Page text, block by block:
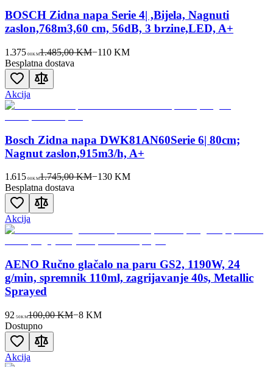
BOSCH Zidna napa Serie 4| ,Bijela, Nagnuti
zaslon,768m3,60 cm, 56dB, 3 brzine,LED, A+
1.375 00KM1.485,00 KM−110KM
Besplatna dostava
Akcija
Bosch Zidna napa DWK81AN60Serie 6| 80cm;
Nagnut zaslon,915m3/h, A+
1.615 00KM1.745,00 KM−130KM
Besplatna dostava
Akcija
AENO Ručno glačalo na paru GS2, 1190W, 24
g/min, spremnik 110ml, zagrijavanje 40s, Metallic
Sprayed
92 50KM100,00 KM−8KM
Dostupno
Akcija